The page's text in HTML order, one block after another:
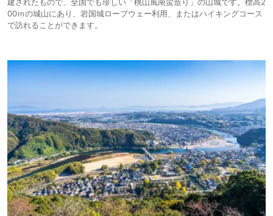
00ｍの城山にあり、岩国城ロープウェー利用、またはハイキングコース
で訪れることができます。